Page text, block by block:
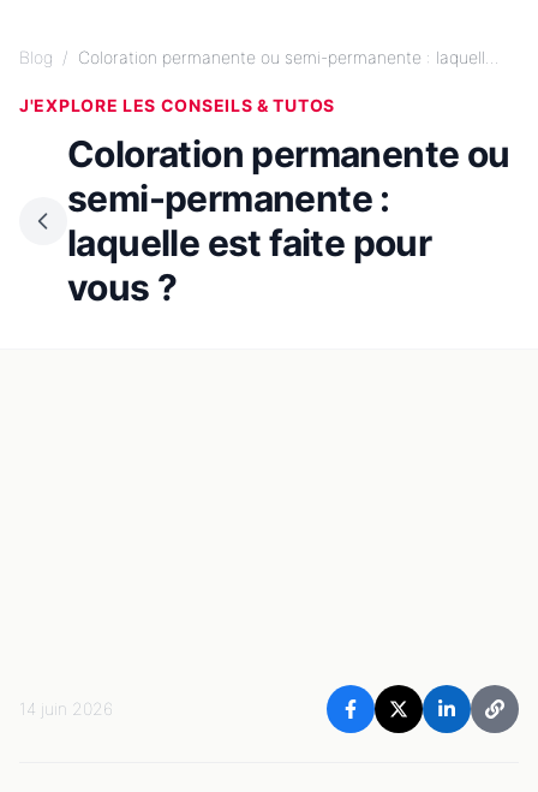
Blog / Coloration permanente ou semi-permanente : laquell...
J'EXPLORE LES CONSEILS & TUTOS
Coloration permanente ou
semi-permanente :
laquelle est faite pour
vous ?
14 juin 2026